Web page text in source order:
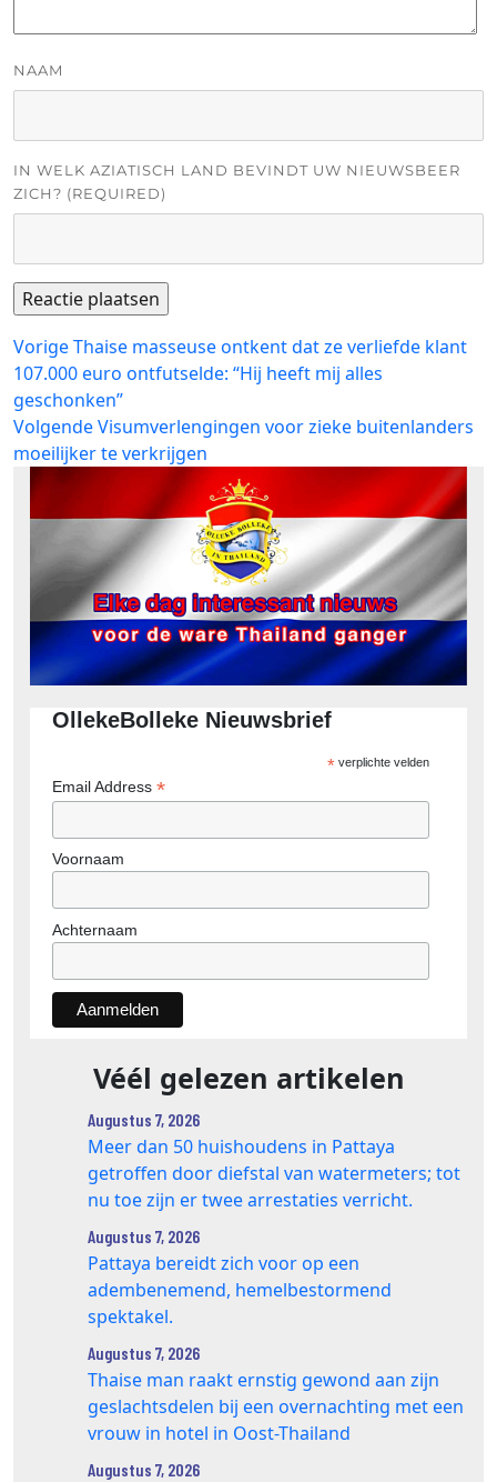
NAAM
IN WELK AZIATISCH LAND BEVINDT UW NIEUWSBEER
ZICH? (REQUIRED)
Bericht
navigatie
VorigeVorig
bericht:
Thaise masseuse ontkent dat ze verliefde klant
107.000 euro ontfutselde: “Hij heeft mij alles
geschonken”
VolgendeVolgend
bericht:
Visumverlengingen voor zieke buitenlanders
moeilijker te verkrijgen
OllekeBolleke Nieuwsbrief
*verplichte velden
Email Address *
Voornaam
Achternaam
Véél gelezen artikelen
Augustus 7, 2026
Meer dan 50 huishoudens in Pattaya
getroffen door diefstal van watermeters; tot
nu toe zijn er twee arrestaties verricht.
Augustus 7, 2026
Pattaya bereidt zich voor op een
adembenemend, hemelbestormend
spektakel.
Augustus 7, 2026
Thaise man raakt ernstig gewond aan zijn
geslachtsdelen bij een overnachting met een
vrouw in hotel in Oost-Thailand
Augustus 7, 2026